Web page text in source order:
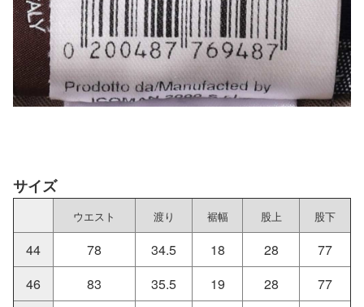
サイズ
ウエスト 渡り 裾幅 股上 股下
44 78 34.5 18 28
77
46
83 35.5 19 28
77